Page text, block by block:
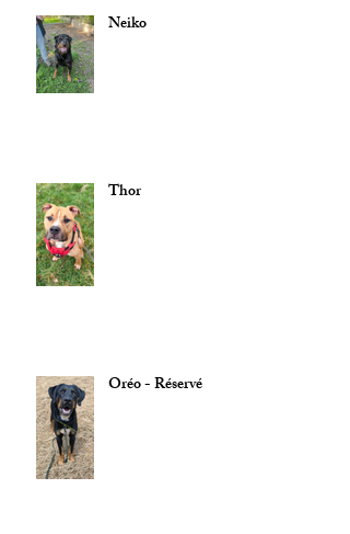
Neiko
Thor
Oréo - Réservé